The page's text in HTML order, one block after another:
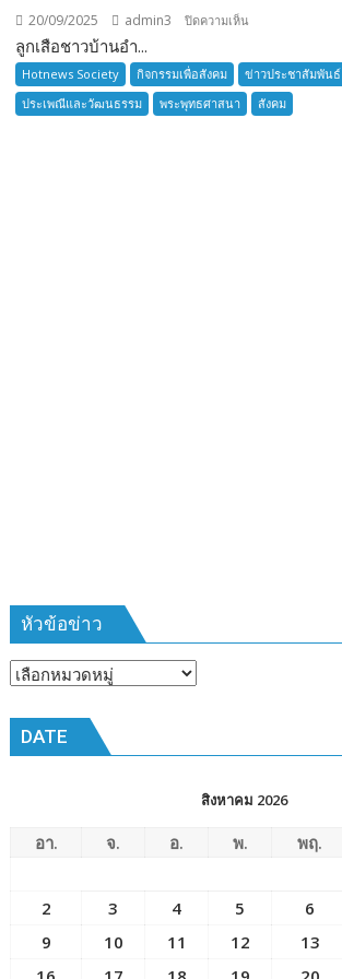
20/09/2025 admin3 ปิดความเห็น
เสือ
ชาว
บ้าน
๒๕๖๙
ลูกเสือชาวบ้านอำ...
Hotnews Society กิจกรรมเพื่อสังคม ข่าวประชาสัมพันธ์
ประเพณีและวัฒนธรรม
พระพุทธศาสนา สังคม
หัวข้อข่าว
หัวข้อ
DATE
สิงหาคม 2026
อา. จ. อ. พ. พฤ.
2
3 4 5 6
9
10 11 12 13